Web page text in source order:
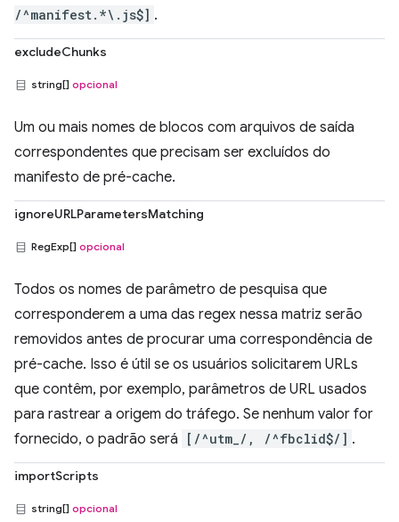
/^manifest.*\.js$] .
excludeChunks
string[] opcional
Um ou mais nomes de blocos com arquivos de saída
correspondentes que precisam ser excluídos do
manifesto de pré-cache.
ignoreURLParametersMatching
RegExp[] opcional
Todos os nomes de parâmetro de pesquisa que
corresponderem a uma das regex nessa matriz serão
removidos antes de procurar uma correspondência de
pré-cache. Isso é útil se os usuários solicitarem URLs
que contêm, por exemplo, parâmetros de URL usados
para rastrear a origem do tráfego. Se nenhum valor for
fornecido, o padrão será
[/^utm_/, /^fbclid$/] .
importScripts
string[] opcional